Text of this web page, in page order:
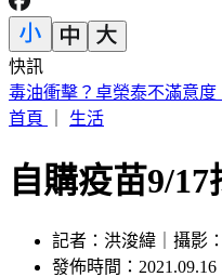
快訊
毒油衝擊？卓榮泰不滿意
首頁
生活
自購疫苗9/
記者：洪浚緯｜攝影
發佈時間：2021.09.16